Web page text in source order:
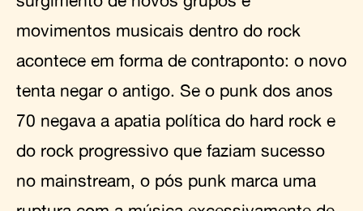
movimentos musicais dentro do rock
acontece em forma de contraponto: o novo
tenta negar o antigo. Se o punk dos anos
70 negava a apatia política do hard rock e
do rock progressivo que faziam sucesso
no mainstream, o pós punk marca uma